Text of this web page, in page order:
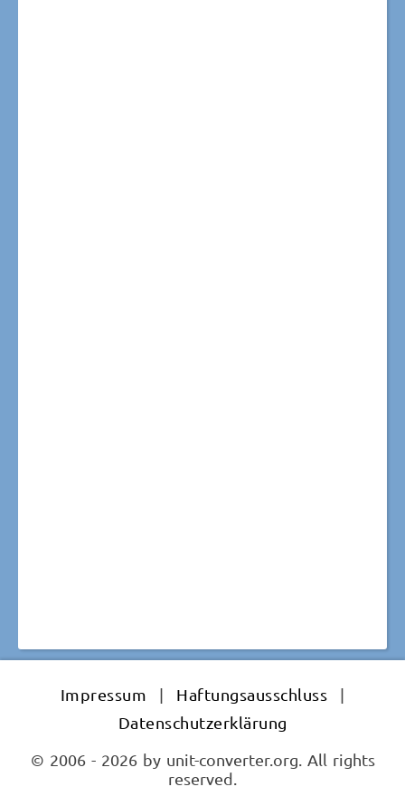
Impressum | Haftungsausschluss
|
Datenschutzerklärung
© 2006 - 2026 by unit-converter.org. All rights
reserved.